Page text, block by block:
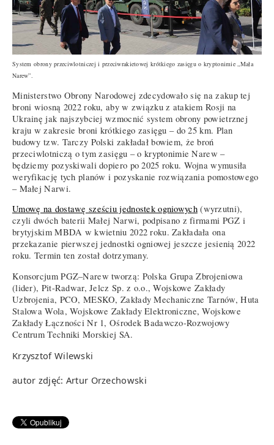
System obrony przeciwlotniczej i przeciwrakietowej krótkiego zasięgu o kryptonimie „Mała
Narew”.
Ministerstwo Obrony Narodowej zdecydowało się na zakup tej
broni wiosną 2022 roku, aby w związku z atakiem Rosji na
Ukrainę jak najszybciej wzmocnić system obrony powietrznej
kraju w zakresie broni krótkiego zasięgu – do 25 km. Plan
budowy tzw. Tarczy Polski zakładał bowiem, że broń
przeciwlotniczą o tym zasięgu – o kryptonimie Narew –
będziemy pozyskiwali dopiero po 2025 roku. Wojna wymusiła
weryfikację tych planów i pozyskanie rozwiązania pomostowego
– Małej Narwi.
Umowę na dostawę sześciu jednostek ogniowych(wyrzutni),
czyli dwóch baterii Małej Narwi, podpisano z firmami PGZ i
brytyjskim MBDA w kwietniu 2022 roku. Zakładała ona
przekazanie pierwszej jednostki ogniowej jeszcze jesienią 2022
roku. Termin ten został dotrzymany.
Konsorcjum PGZ–Narew tworzą: Polska Grupa Zbrojeniowa
(lider), Pit-Radwar, Jelcz Sp. z o.o., Wojskowe Zakłady
Uzbrojenia, PCO, MESKO, Zakłady Mechaniczne Tarnów, Huta
Stalowa Wola, Wojskowe Zakłady Elektroniczne, Wojskowe
Zakłady Łączności Nr 1, Ośrodek Badawczo-Rozwojowy
Centrum Techniki Morskiej SA.
Krzysztof Wilewski
autor zdjęć: Artur Orzechowski